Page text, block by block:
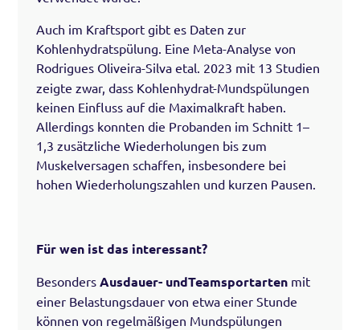
Auch im Kraftsport gibt es Daten zur
Kohlenhydratspülung. Eine Meta-Analyse von
Rodrigues Oliveira-Silva etal. 2023 mit 13 Studien
zeigte zwar, dass Kohlenhydrat-Mundspülungen
keinen Einfluss auf die Maximalkraft haben.
Allerdings konnten die Probanden im Schnitt 1–
1,3 zusätzliche Wiederholungen bis zum
Muskelversagen schaffen, insbesondere bei
hohen Wiederholungszahlen und kurzen Pausen.
Für wen ist das interessant?
Besonders Ausdauer- undTeamsportartenmit
einer Belastungsdauer von etwa einer Stunde
können von regelmäßigen Mundspülungen